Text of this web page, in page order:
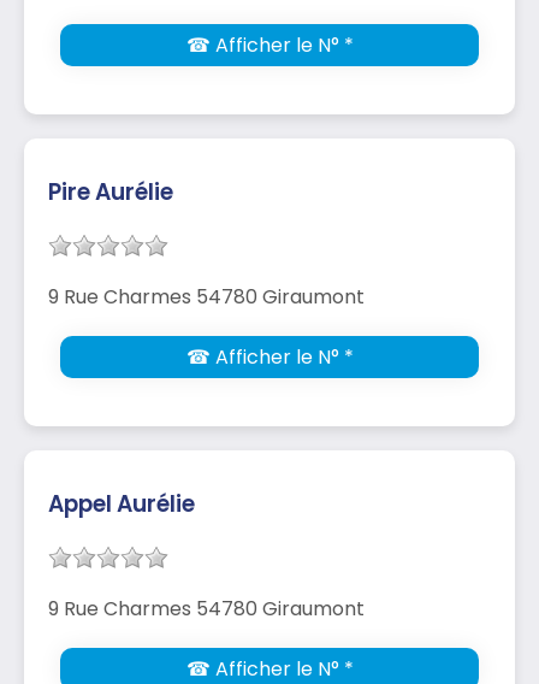
☎ Afficher le N° *
Pire Aurélie
9 Rue Charmes 54780 Giraumont
☎ Afficher le N° *
Appel Aurélie
9 Rue Charmes 54780 Giraumont
☎ Afficher le N° *